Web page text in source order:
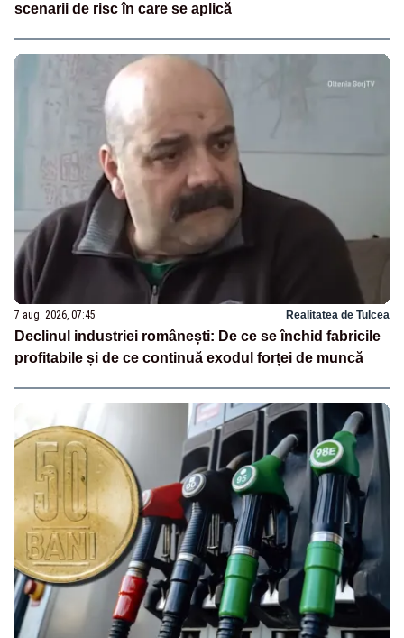
scenarii de risc în care se aplică
7 aug. 2026, 07:45 Realitatea de Tulcea
Declinul industriei românești: De ce se închid fabricile
profitabile și de ce continuă exodul forței de muncă